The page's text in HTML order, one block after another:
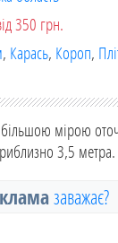
350 грн.
, Карась, Короп,
мірою
3,5 метра.
заважає?